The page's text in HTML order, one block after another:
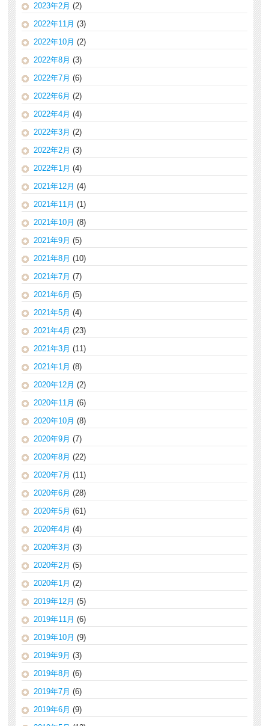
2023年2月 (2)
2022年11月 (3)
2022年10月 (2)
2022年8月 (3)
2022年7月 (6)
2022年6月 (2)
2022年4月 (4)
2022年3月 (2)
2022年2月 (3)
2022年1月 (4)
2021年12月 (4)
2021年11月 (1)
2021年10月 (8)
2021年9月 (5)
2021年8月 (10)
2021年7月 (7)
2021年6月 (5)
2021年5月 (4)
2021年4月 (23)
2021年3月 (11)
2021年1月 (8)
2020年12月 (2)
2020年11月 (6)
2020年10月 (8)
2020年9月 (7)
2020年8月 (22)
2020年7月 (11)
2020年6月 (28)
2020年5月 (61)
2020年4月 (4)
2020年3月 (3)
2020年2月 (5)
2020年1月 (2)
2019年12月 (5)
2019年11月 (6)
2019年10月 (9)
2019年9月 (3)
2019年8月 (6)
2019年7月 (6)
2019年6月 (9)